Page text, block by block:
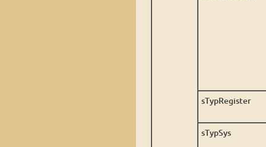
sTypRegister
sTypSys